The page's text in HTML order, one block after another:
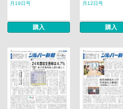
月19日号
購入
月12日号
購入